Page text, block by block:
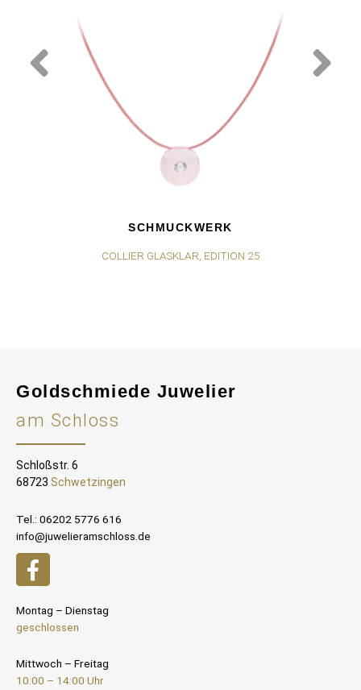
SCHMUCKWERK
COLLIER GLASKLAR, EDITION 25
Goldschmiede Juwelier
am Schloss
Schloßstr. 6
68723 Schwetzingen
Tel.: 06202 5776 616
info@juwelieramschloss.de
Montag – Dienstag
geschlossen
Mittwoch – Freitag
10:00 – 14:00 Uhr